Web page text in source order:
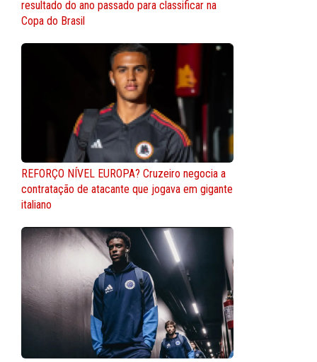
resultado do ano passado para classificar na
Copa do Brasil
REFORÇO NÍVEL EUROPA? Cruzeiro negocia a
contratação de atacante que jogava em gigante
italiano